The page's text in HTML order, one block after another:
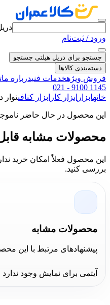
ورود / ثبت‌نام
جستجو برای دریل هیلتی جستجو
دسته‌بندی کالاها
فروش ویژهخدمات فنیدرباره ما
021 - 9100 1145
خانهابزار ابزار کار ابزار کنافینوار
این محصول در حال حاضر
محصولات مشابه
این محصول فعلاً امکان خرید
بررسی کنید.
محصولات مشابه
پیشنهادهای مرتبط با این
آیتمی برای نمایش وجود ندارد